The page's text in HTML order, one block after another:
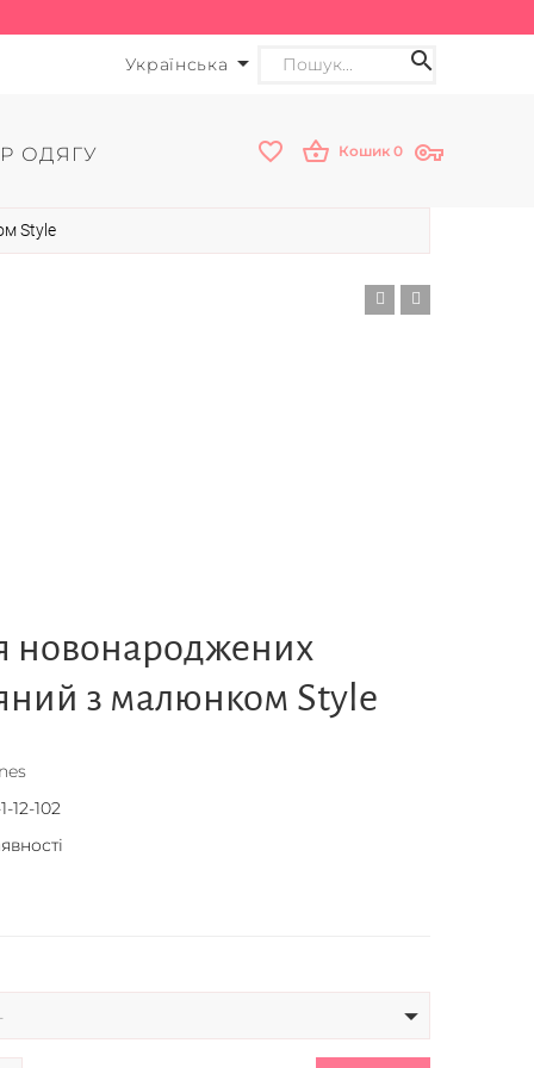
Українська
ОДЯГУ Кошик 0
Style
новонароджених
з малюнком Style
12-102